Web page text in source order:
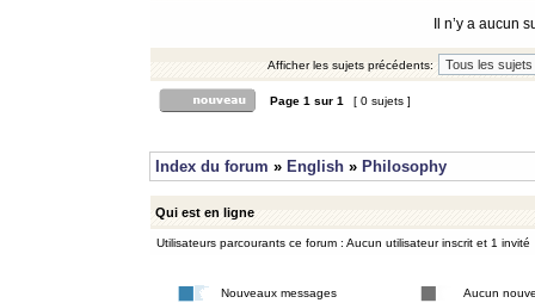
Il n’y a aucun
Afficher les sujets précédents:
Page 1 sur 1 [ 0 sujets ]
Index du forum » English » Philosophy
Qui est en ligne
Utilisateurs parcourants ce forum : Aucun utilisateur inscrit et 1 invité
Nouveaux messages Aucun